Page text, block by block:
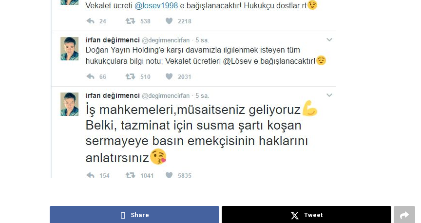
Share Tweet